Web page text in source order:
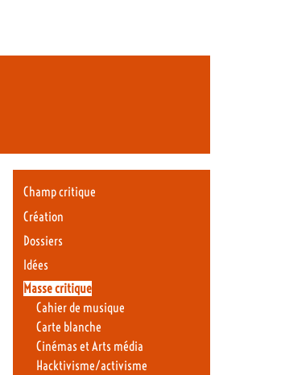
Champ critique
Création
Dossiers
Idées
Masse critique
Cahier de musique
Carte blanche
Cinémas et Arts média
Hacktivisme/activisme